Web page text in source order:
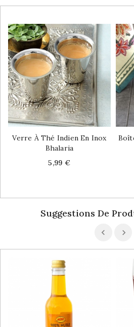
Verre À Thé Indien En Inox
Bhalaria
Price
5,99 €
Suggestions De